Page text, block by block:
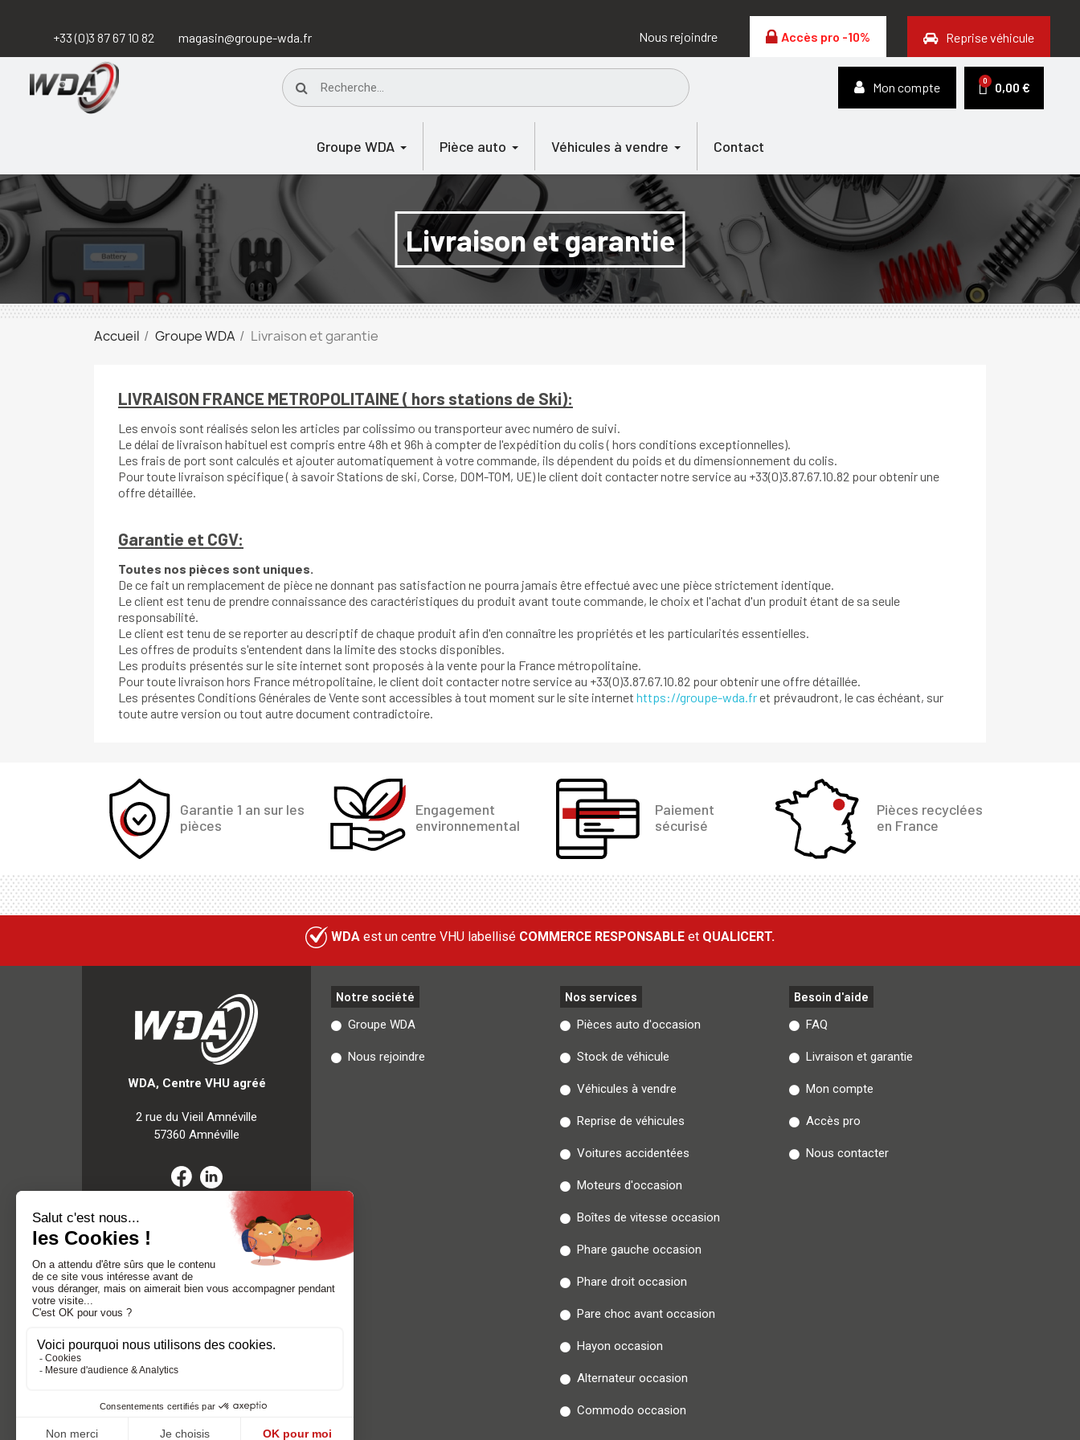
+33 (0)3 87 67 10 82 magasin@groupe-wda.fr Nous rejoindre Accès pro -10% Reprise véhicule
Mon compte 0,00 €
Groupe WDA Pièce auto Véhicules à vendre Contact
Livraison et garantie
Accueil Groupe WDA Livraison et garantie
LIVRAISON FRANCE METROPOLITAINE ( hors stations de Ski):
Les envois sont réalisés selon les articles par colissimo ou transporteur avec numéro de suivi.
Le délai de livraison habituel est compris entre 48h et 96h à compter de l'expédition du colis ( hors conditions exceptionnelles).
Les frais de port sont calculés et ajouter automatiquement à votre commande, ils dépendent du poids et du dimensionnement du colis.
Pour toute livraison spécifique ( à savoir Stations de ski, Corse, DOM-TOM, UE) le client doit contacter notre service au +33(0)3.87.67.10.82 pour obtenir une
offre détaillée.
Garantie et CGV:
Toutes nos pièces sont uniques.
De ce fait un remplacement de pièce ne donnant pas satisfaction ne pourra jamais être effectué avec une pièce strictement identique.
Le client est tenu de prendre connaissance des caractéristiques du produit avant toute commande, le choix et l'achat d'un produit étant de sa seule
responsabilité.
Le client est tenu de se reporter au descriptif de chaque produit afin d'en connaître les propriétés et les particularités essentielles.
Les offres de produits s'entendent dans la limite des stocks disponibles.
Les produits présentés sur le site internet sont proposés à la vente pour la France métropolitaine.
Pour toute livraison hors France métropolitaine, le client doit contacter notre service au +33(0)3.87.67.10.82 pour obtenir une offre détaillée.
Les présentes Conditions Générales de Vente sont accessibles à tout moment sur le site internet https://groupe-wda.fret prévaudront, le cas échéant, sur
toute autre version ou tout autre document contradictoire.
Garantie 1 an sur les
pièces
Engagement
environnemental
Paiement
sécurisé
Pièces recyclées
en France
WDA est un centre VHU labellisé COMMERCE RESPONSABLE et QUALICERT.
WDA, Centre VHU agréé
2 rue du Vieil Amnéville
57360 Amnéville
Notre société
Groupe WDA
Nous rejoindre
Nos services
Pièces auto d'occasion
Stock de véhicule
Véhicules à vendre
Reprise de véhicules
Voitures accidentées
Moteurs d'occasion
Boîtes de vitesse occasion
Phare gauche occasion
Phare droit occasion
Pare choc avant occasion
Hayon occasion
Alternateur occasion
Commodo occasion
Besoin d'aide
FAQ
Livraison et garantie
Mon compte
Accès pro
Nous contacter